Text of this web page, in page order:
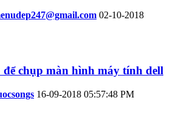
02-10-2018
để chụp màn hình máy tính dell
16-09-2018 05:57:48 PM